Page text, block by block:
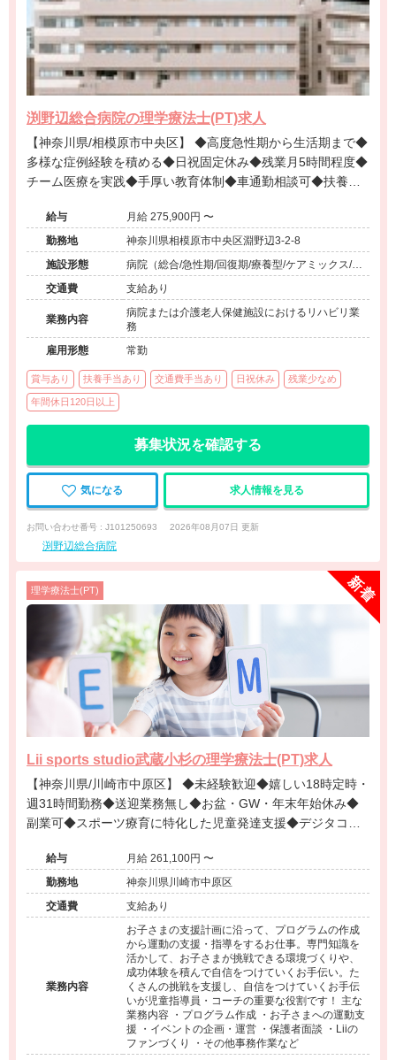
渕野辺総合病院の理学療法士(PT)求人
【神奈川県/相模原市中央区】 ◆高度急性期から生活期まで◆
多様な症例経験を積める◆日祝固定休み◆残業月5時間程度◆
チーム医療を実践◆手厚い教育体制◆車通勤相談可◆扶養手
給与
月給 275,900円 〜
勤務地
神奈川県相模原市中央区淵野辺3-2-8
施設形態
病院（総合/急性期/回復期/療養型/ケアミックス/外
来）、その他（その他）
交通費 支給あり
業務内容
病院または介護老人保健施設におけるリハビリ業
務
雇用形態
常勤
賞与あり 扶養手当あり 交通費手当あり 日祝休み 残業少なめ
年間休日120日以上
募集状況を確認する
気になる 求人情報を見る
お問い合わせ番号 : J101250693 2026年08月07日 更新
渕野辺総合病院
理学療法士(PT)
Lii sports studio武蔵小杉の理学療法士(PT)求人
【神奈川県/川崎市中原区】 ◆未経験歓迎◆嬉しい18時定時・
週31時間勤務◆送迎業務無し◆お盆・GW・年末年始休み◆
副業可◆スポーツ療育に特化した児童発達支援◆デジタコン
鋭的なアプローチが可能◆事業所にてセラピスト指導員募集
給与
月給 261,100円 〜
勤務地
神奈川県川崎市中原区
交通費
支給あり
業務内容
お子さまの支援計画に沿って、プログラムの作成
から運動の支援・指導をするお仕事。専門知識を
活かして、お子さまが挑戦できる環境づくりや、
成功体験を積んで自信をつけていくお手伝い。た
くさんの挑戦を支援し、自信をつけていくお手伝
いが児童指導員・コーチの重要な役割です！ 主な
業務内容 ・プログラム作成 ・お子さまへの運動支
援 ・イベントの企画・運営 ・保護者面談 ・Liiの
ファンづくり ・その他事務作業など